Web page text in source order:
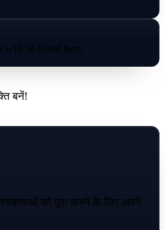
be listed here.
बनें!
को पूरा करने के लिए अपने